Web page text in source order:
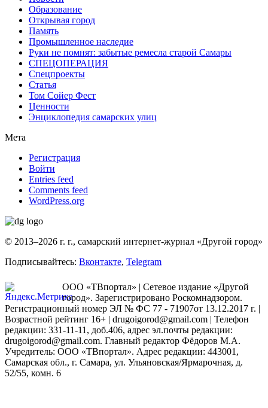
Образование
Открывая город
Память
Промышленное наследие
Руки не помнят: забытые ремесла старой Самары
СПЕЦОПЕРАЦИЯ
Спецпроекты
Статья
Том Сойер Фест
Ценности
Энциклопедия самарских улиц
Мета
Регистрация
Войти
Entries feed
Comments feed
WordPress.org
© 2013–2026 г. г., самарский интернет-журнал «Другой город»
Подписывайтесь: Вконтакте, Telegram
ООО «ТВпортал» | Сетевое издание «Другой
город». Зарегистрировано Роскомнадзором.
Регистрационный номер ЭЛ № ФС 77 - 71907от 13.12.2017 г. |
Возрастной рейтинг 16+ | drugoigorod@gmail.com | Телефон
редакции: 331-11-11, доб.406, адрес эл.почты редакции:
drugoigorod@gmail.com. Главный редактор Фёдоров М.А.
Учредитель: ООО «ТВпортал». Адрес редакции: 443001,
Самарская обл., г. Самара, ул. Ульяновская/Ярмарочная, д.
52/55, комн. 6